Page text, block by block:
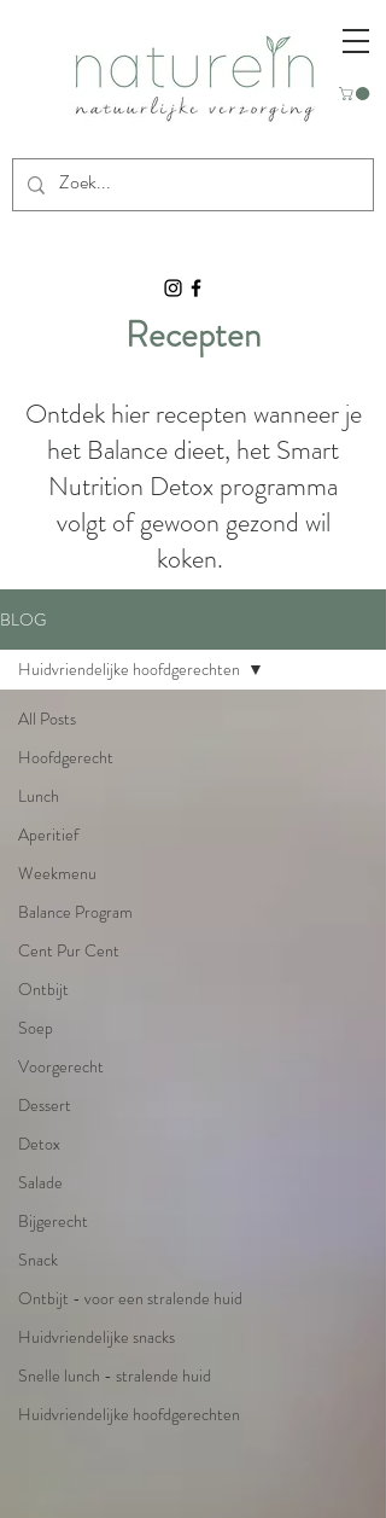
Recepten
Ontdek hier recepten wanneer je
het Balance dieet, het Smart
Nutrition Detox programma
volgt of gewoon gezond wil
koken.
BLOG
All Posts
Hoofdgerecht
Lunch
Aperitief
Weekmenu
Balance Program
Cent Pur Cent
Ontbijt
Soep
Voorgerecht
Dessert
Detox
Salade
Bijgerecht
Snack
Ontbijt - voor een stralende huid
Huidvriendelijke snacks
Snelle lunch - stralende huid
Huidvriendelijke hoofdgerechten
Huidvriendelijke hoofdgerechten